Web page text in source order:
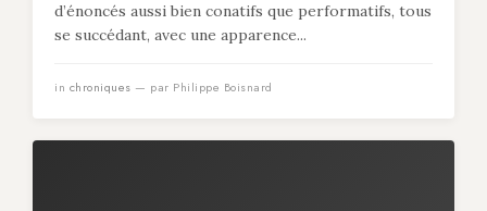
d’énoncés aussi bien conatifs que performatifs, tous
se succédant, avec une apparence...
in chroniques — par Philippe Boisnard